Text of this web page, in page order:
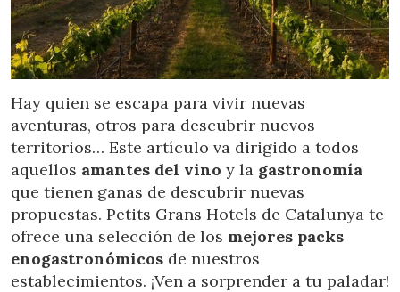
Location/hotel name
EN
Hay quien se escapa para vivir nuevas
aventuras, otros para descubrir nuevos
territorios… Este artículo va dirigido a todos
aquellos amantes del vino y la gastronomía
que tienen ganas de descubrir nuevas
propuestas. Petits Grans Hotels de Catalunya te
ofrece una selección de los mejores packs
enogastronómicos de nuestros
establecimientos. ¡Ven a sorprender a tu paladar!